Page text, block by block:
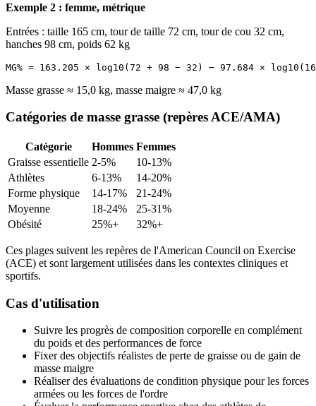
Exemple 2 : femme, métrique
Entrées : taille 165 cm, tour de taille 72 cm, tour de cou 32 cm,
hanches 98 cm, poids 62 kg
Masse grasse ≈ 15,0 kg, masse maigre ≈ 47,0 kg
Catégories de masse grasse (repères ACE/AMA)
Catégorie Hommes Femmes
Graisse essentielle 2-5%
10-13%
Athlètes
6-13%
14-20%
Forme physique
14-17%
21-24%
Moyenne
18-24%
25-31%
Obésité
25%+ 32%+
Ces plages suivent les repères de l'American Council on Exercise
(ACE) et sont largement utilisées dans les contextes cliniques et
sportifs.
Cas d'utilisation
Suivre les progrès de composition corporelle en complément
du poids et des performances de force
Fixer des objectifs réalistes de perte de graisse ou de gain de
masse maigre
Réaliser des évaluations de condition physique pour les forces
armées ou les forces de l'ordre